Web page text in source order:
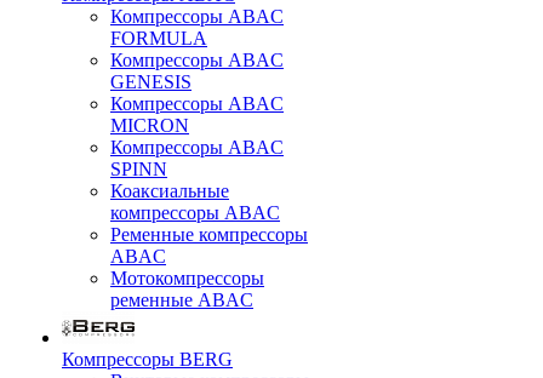
Компрессоры ABAC
FORMULA
Компрессоры ABAC
GENESIS
Компрессоры ABAC
MICRON
Компрессоры ABAC
SPINN
Коаксиальные
компрессоры ABAC
Ременные компрессоры
ABAC
Мотокомпрессоры
ременные ABAC
Компрессоры BERG